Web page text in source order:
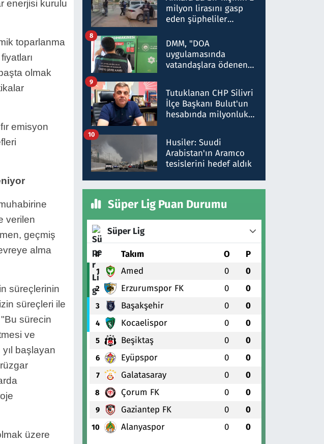
enerjisi kurulu
toparlanma
olmak
emisyon
verilen
geçmiş
alma
süreçlerinin
süreçleri ile
sürecin
ve
yıl başlayan
üzere
çıkan tablo şok etti
milyon lirasını gasp
eden şüpheliler
DMM, "DOA
uygulamasında
vatandaşlara ödenen
düşürüldüğü" iddiasını
yalanladı
8
Tutuklanan CHP Silivri
İlçe Başkanı Bulut'un
hesabında milyonluk
talimat verdi, ben
gönderdim
9
Husiler: Suudi
Arabistan'ın Aramco
tesislerini hedef aldık
10
Süper Lig Puan Durumu
Süper Lig
# Takım O P
1 Amed 0 0
2 Erzurumspor FK 0 0
3 Başakşehir 0 0
4 Kocaelispor 0 0
5 Beşiktaş 0 0
6 Eyüpspor 0 0
7 Galatasaray 0 0
8 Çorum FK 0 0
9 Gaziantep FK 0 0
10 Alanyaspor 0 0